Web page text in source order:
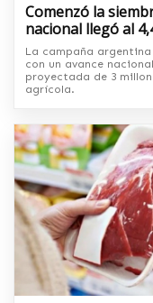
Comenzó la
nacional llegó al
La campaña
con un avance
proyectada de 3
agrícola.